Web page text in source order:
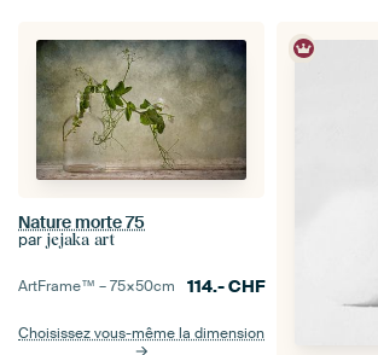
Nature morte 75
par jejaka art
ArtFrame™ –75×50cm 114.-CHF
Choisissez vous-même la dimension